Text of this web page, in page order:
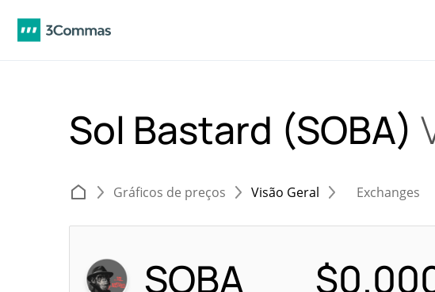
Sol Bastard (SOBA)
Gráficos de preços Visão Geral Exchanges
SOBA $